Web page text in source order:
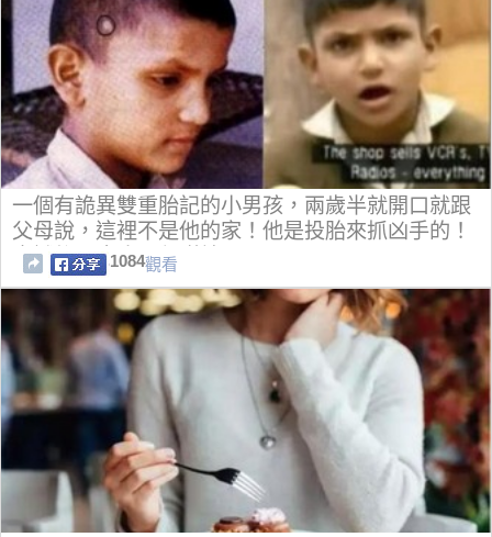
一個有詭異雙重胎記的小男孩，兩歲半就開口就跟
父母說，這裡不是他的家！他是投胎來抓凶手的！
查證後....家人全都嚇壞了！！！
1084觀看